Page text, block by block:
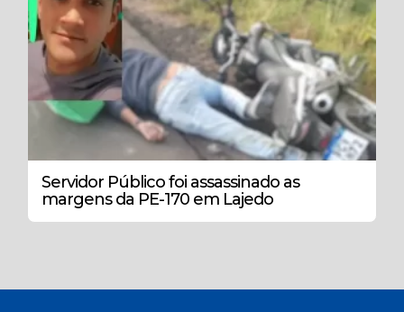
Servidor Público foi assassinado as
margens da PE-170 em Lajedo